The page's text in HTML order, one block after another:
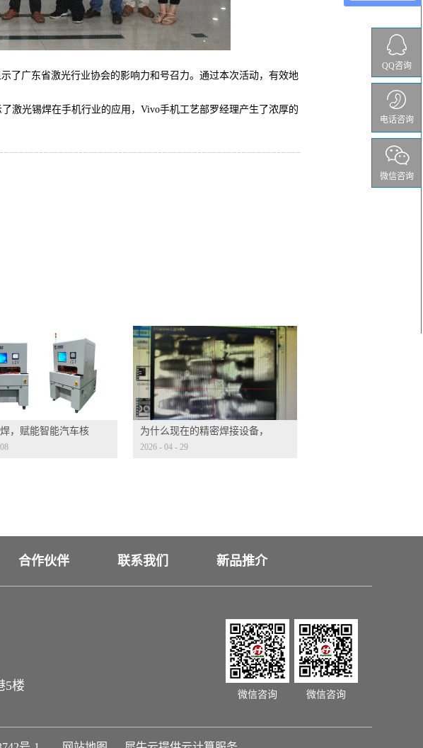
了广东省激光行业协会的影响力和号召力。通过本次活动，有效地
激光锡焊在手机行业的应用，Vivo手机工艺部罗经理产生了浓厚的
，赋能智能汽车核
08
为什么现在的精密焊接设备，
2026 - 04 - 29
合作伙伴 联系我们 新品推介
5楼
微信咨询 微信咨询
QQ咨询
电话咨询
微信咨询